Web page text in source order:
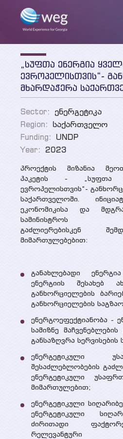
ENG / GEO
ჩვენ შესახებ
მისია და მიზნები
საქმიანობა
თანამშრომლები
პარტნიორები და
სიახლეები
პუბლიკაციები
კვლევის ანგარიშები
სხვადასხვა პუბლიკაცია
პროექტები
დასრულებული
ვიდეო გალერეა
WEG მედიაში
ღონისძიებები
კონტაქტი
„სუფთა ენერგია
ევროპელისთვის“-
მხარდაჭერა
Sector: ენერგეტიკა
Region: საქართველო
Funding: UNDP
Year: 2023
პროექტის მიზანია
პაკეტის - „სუფთა
ევროპელისთვის“-
საქართველოში.
ეკონომიკისა და
სამინისტროს
გაძლიერებისკენ
მიმართულებებით:
განახლებადი
ენერგიის შესახებ
განხორციელების
განხორციელების
ენერგოეფექტიანობა -
სამიზნე
განსაზღვრა სერვისების
ენერგეტიკული
შესაძლებლობების
ენერგეტიკული
მიმართულებით;
ენერგეტიკული
ენერგეტიკული
ძირითადი
რელევანტური